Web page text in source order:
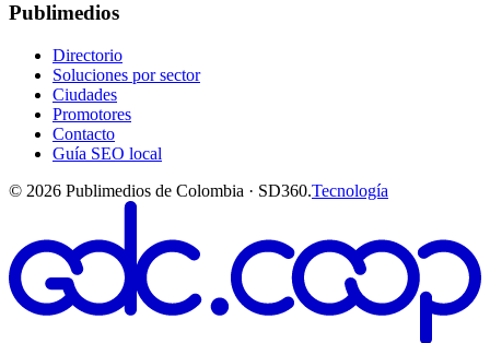
Publimedios
Directorio
Soluciones por sector
Ciudades
Promotores
Contacto
Guía SEO local
© 2026 Publimedios de Colombia · SD360.Tecnología